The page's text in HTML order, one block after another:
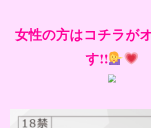
女性の方はコチラが
す!!